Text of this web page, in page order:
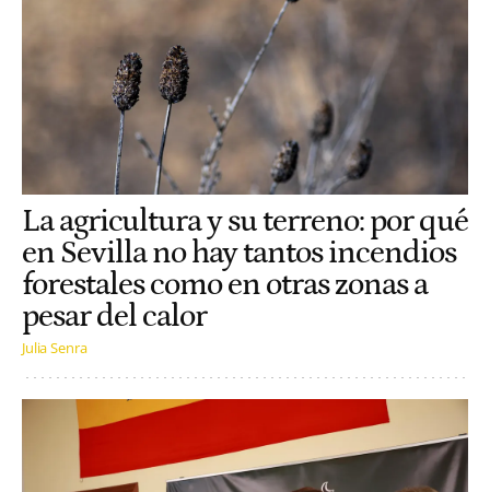
La agricultura y su terreno: por qué
en Sevilla no hay tantos incendios
forestales como en otras zonas a
pesar del calor
Julia Senra